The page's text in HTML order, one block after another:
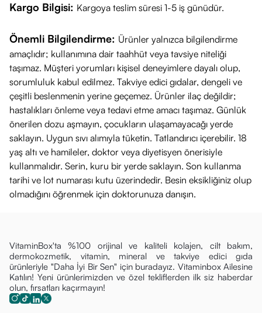
Kargo Bilgisi: Kargoya teslim süresi 1-5 iş günüdür.
Önemli Bilgilendirme: Ürünler yalnızca bilgilendirme
amaçlıdır; kullanımına dair taahhüt veya tavsiye niteliği
taşımaz. Müşteri yorumları kişisel deneyimlere dayalı olup,
sorumluluk kabul edilmez. Takviye edici gıdalar, dengeli ve
çeşitli beslenmenin yerine geçemez. Ürünler ilaç değildir;
hastalıkları önleme veya tedavi etme amacı taşımaz. Günlük
önerilen dozu aşmayın, çocukların ulaşamayacağı yerde
saklayın. Uygun sıvı alımıyla tüketin. Tatlandırıcı içerebilir. 18
yaş altı ve hamileler, doktor veya diyetisyen önerisiyle
kullanmalıdır. Serin, kuru bir yerde saklayın. Son kullanma
tarihi ve lot numarası kutu üzerindedir. Besin eksikliğiniz olup
olmadığını öğrenmek için doktorunuza danışın.
VitaminBox'ta %100 orijinal ve kaliteli kolajen, cilt bakım,
dermokozmetik, vitamin, mineral ve takviye edici gıda
ürünleriyle "Daha İyi Bir Sen" için buradayız. Vitaminbox Ailesine
Katılın! Yeni ürünlerimizden ve özel tekliflerden ilk siz haberdar
olun, fırsatları kaçırmayın!